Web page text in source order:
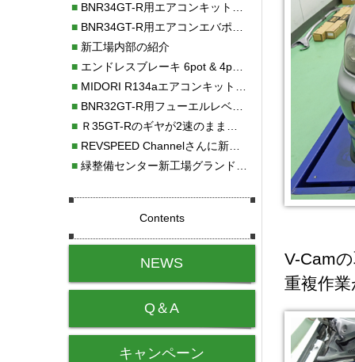
V-Cam
重複作
■BNR34GT-R用エアコンキット新発売！！
■BNR34GT-R用エアコンエバポレーターを新発売！！
■新工場内部の紹介
■エンドレスブレーキ 6pot & 4potオーバーホール
■MIDORI R134aエアコンキットタイプⅡ取り付け
■BNR32GT-R用フューエルレベルセンサー新発売！！
■Ｒ35GT-Rのギヤが2速のまま変速しない！！
■REVSPEED Channelさんに新社屋を紹介していただきました!!
■緑整備センター新工場グランドオープン・続報
Contents
NEWS
Q＆A
キャンペーン